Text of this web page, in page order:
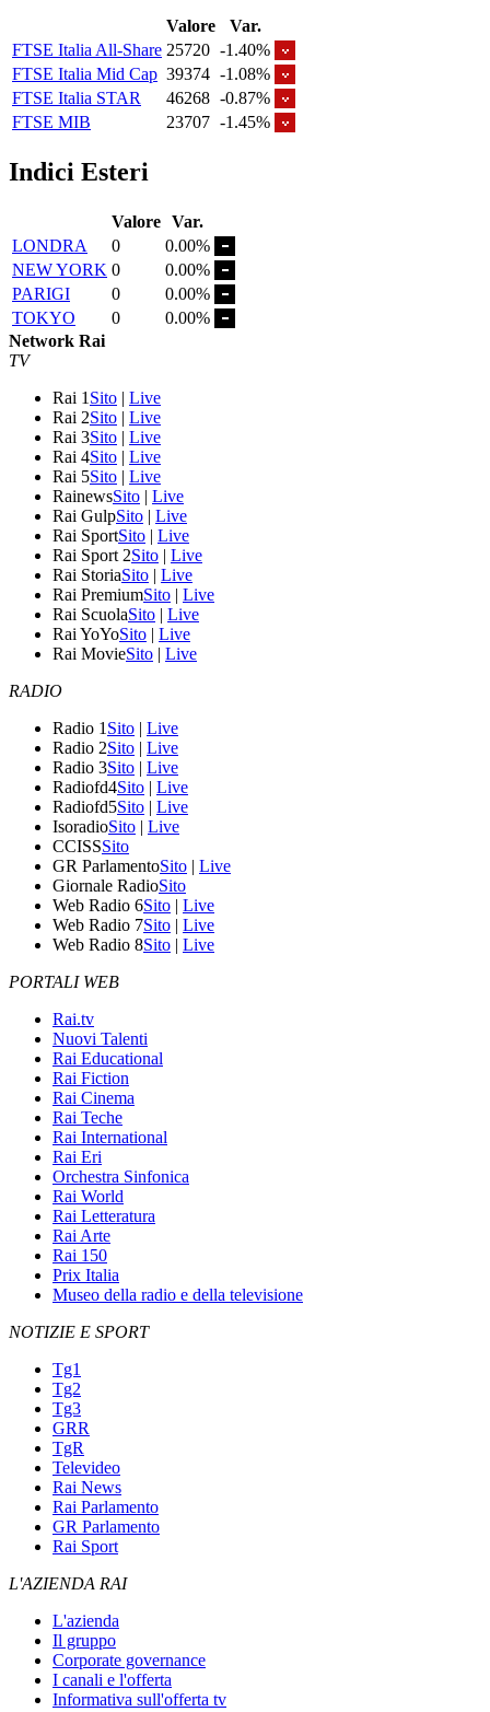
Valore
Var.
FTSE Italia All-Share 25720 -1.40%
FTSE Italia Mid Cap 39374 -1.08%
FTSE Italia STAR
46268 -0.87%
FTSE MIB
23707 -1.45%
Indici Esteri
Valore Var.
LONDRA
0
0.00%
NEW YORK 0
0.00%
PARIGI
0
0.00%
TOKYO
0
0.00%
Network Rai
TV
Rai 1 Sito | Live
Rai 2Sito | Live
Rai 3Sito | Live
Rai 4Sito | Live
Rai 5Sito | Live
RainewsSito | Live
Rai GulpSito | Live
Rai SportSito | Live
Rai Sport 2Sito | Live
Rai StoriaSito | Live
Rai PremiumSito | Live
Rai ScuolaSito | Live
Rai YoYoSito | Live
Rai MovieSito | Live
RADIO
Radio 1 Sito | Live
Radio 2Sito | Live
Radio 3Sito | Live
Radiofd4Sito | Live
Radiofd5Sito | Live
IsoradioSito | Live
CCISSSito
GR ParlamentoSito | Live
Giornale RadioSito
Web Radio 6Sito | Live
Web Radio 7Sito | Live
Web Radio 8Sito | Live
PORTALI WEB
Rai.tv
Nuovi Talenti
Rai Educational
Rai Fiction
Rai Cinema
Rai Teche
Rai International
Rai Eri
Orchestra Sinfonica
Rai World
Rai Letteratura
Rai Arte
Rai 150
Prix Italia
Museo della radio e della televisione
NOTIZIE E SPORT
Tg1
Tg2
Tg3
GRR
TgR
Televideo
Rai News
Rai Parlamento
GR Parlamento
Rai Sport
L'AZIENDA RAI
L'azienda
Il gruppo
Corporate governance
I canali e l'offerta
Informativa sull'offerta tv